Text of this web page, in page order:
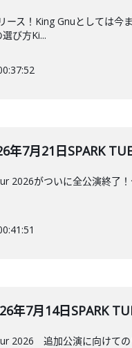
ース！King Gnuとしては
び方Ki...
7月21日SPARK
2026がついに全公演終了
7月14日SPARK
2026 追加公演に向けて